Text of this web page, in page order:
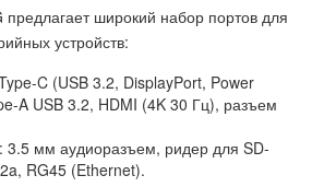
широкий набор портов для
устройств:
C (USB 3.2, DisplayPort, Power
A USB 3.2, HDMI (4K 30 Гц), разъем
3.5 мм аудиоразъем, ридер для SD-
RG45 (Ethernet).